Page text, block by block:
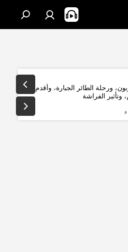
ورحلة الطائر الجبارة، وأقدم
الفراشة